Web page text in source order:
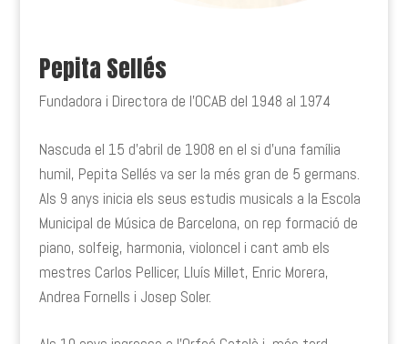
Pepita Sellés
Fundadora i Directora de l’OCAB del 1948 al 1974
Nascuda el 15 d’abril de 1908 en el si d’una família
humil, Pepita Sellés va ser la més gran de 5 germans.
Als 9 anys inicia els seus estudis musicals a la Escola
Municipal de Música de Barcelona, on rep formació de
piano, solfeig, harmonia, violoncel i cant amb els
mestres Carlos Pellicer, Lluís Millet, Enric Morera,
Andrea Fornells i Josep Soler.